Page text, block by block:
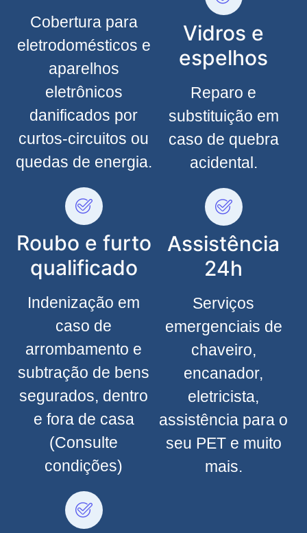
Cobertura para
eletrodomésticos e
aparelhos
eletrônicos
danificados por
curtos-circuitos ou
quedas de energia.
Roubo e furto
qualificado
Indenização em
caso de
arrombamento e
subtração de bens
segurados, dentro
e fora de casa
(Consulte
condições)
Vidros e
espelhos
Reparo e
substituição em
caso de quebra
acidental.
Assistência
24h
Serviços
emergenciais de
chaveiro,
encanador,
eletricista,
assistência para o
seu PET e muito
mais.